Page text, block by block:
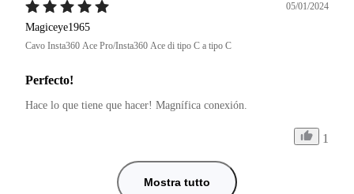
05/01/2024
Magiceye1965
Cavo Insta360 Ace Pro/Insta360 Ace di tipo C a tipo C
Perfecto!
Hace lo que tiene que hacer! Magnífica conexión.
1
Mostra tutto